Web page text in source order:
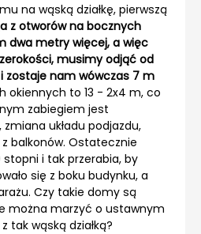
na wąską działkę, pierwszą
z otworów na bocznych
dwa metry więcej, a więc
musimy odjąć od
zostaje nam wówczas 7 m
okiennych to 13 - 2x4 m, co
zabiegiem jest
układu podjazdu,
balkonów. Ostatecznie
i tak przerabia, by
się z boku budynku, a
Czy takie domy są
można marzyć o ustawnym
tak wąską działką?